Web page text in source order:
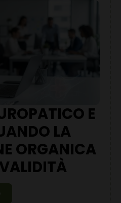
E
LA
ORGANICA